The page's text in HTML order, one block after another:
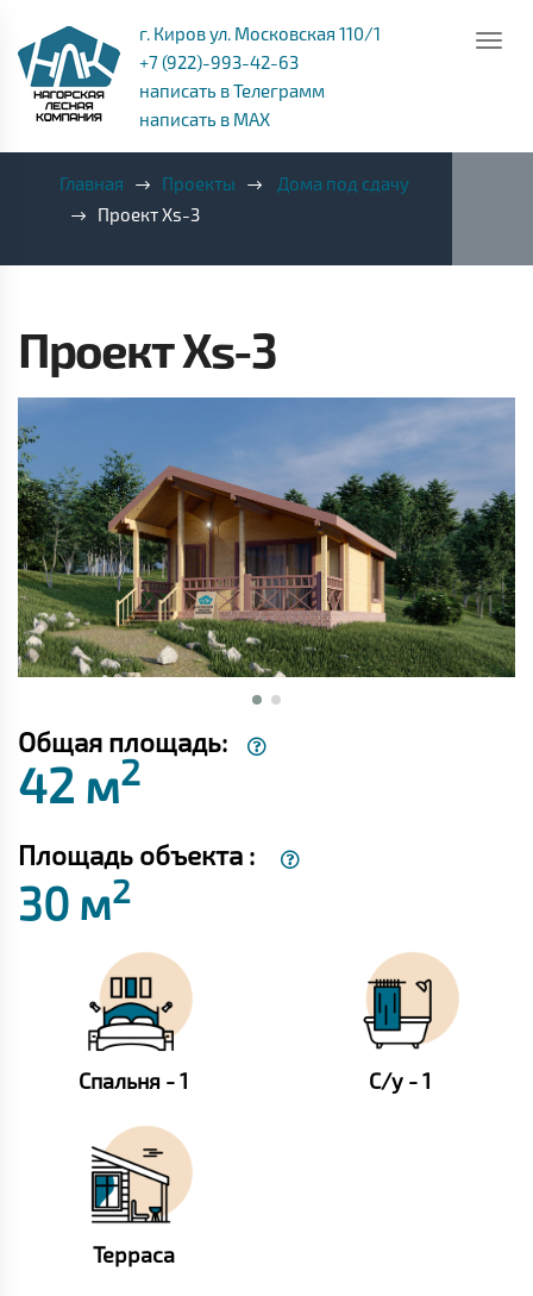
г. Киров ул. Московская 110/1
+7 (922)-993-42-63
написать в Телеграмм
написать в MAX
Главная Проекты
Дома под сдачу
Проект Xs-3
Проект Xs-3
Общая площадь:
42 м2
Площадь объекта :
30 м2
Спальня - 1 С/у - 1
Терраса